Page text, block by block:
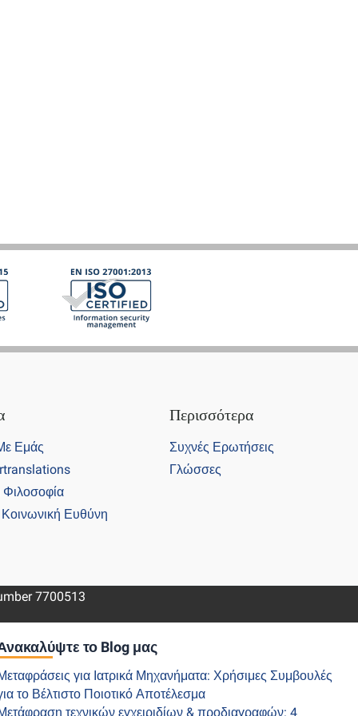
Εμάς
Φιλοσοφία
Κοινωνική Ευθύνη
Περισσότερα
Συχνές Ερωτήσεις
Γλώσσες
7700513
το Blog μας
για Ιατρικά Μηχανήματα: Χρήσιμες Συμβουλές
το Βέλτιστο Ποιοτικό Αποτέλεσμα
τεχνικών εγχειριδίων & προδιαγραφών: 4